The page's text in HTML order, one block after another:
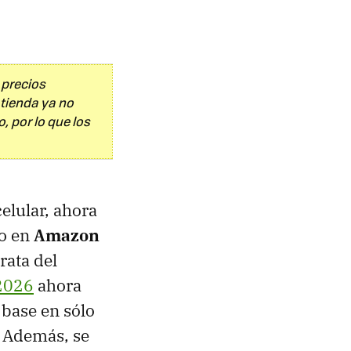
ya no
por lo que los
ahora
enAmazon
del
ahora
en sólo
se